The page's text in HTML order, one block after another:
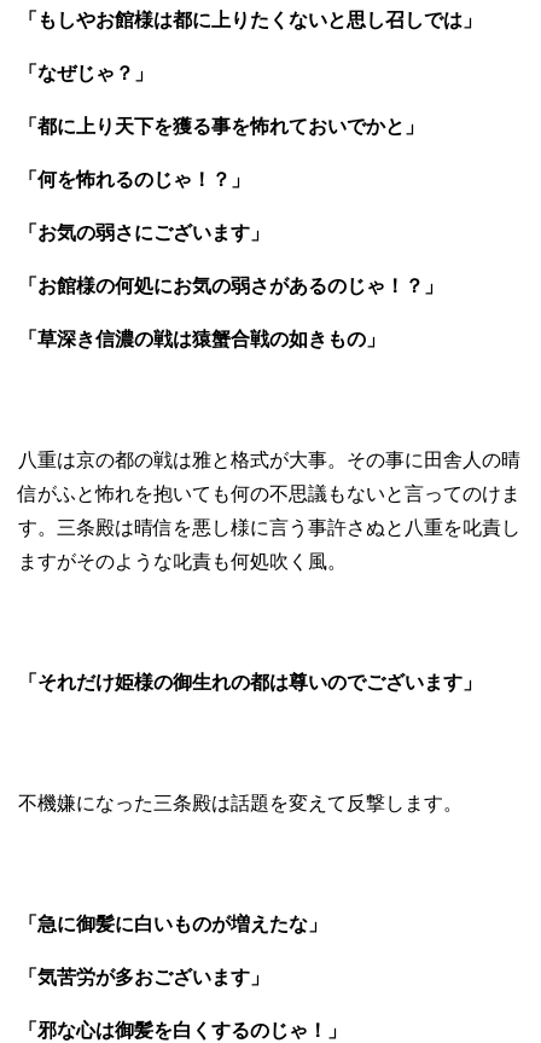
「もしやお館様は都に上りたくないと思し召しでは」
「なぜじゃ？」
「都に上り天下を獲る事を怖れておいでかと」
「何を怖れるのじゃ！？」
「お気の弱さにございます」
「お館様の何処にお気の弱さがあるのじゃ！？」
「草深き信濃の戦は猿蟹合戦の如きもの」
八重は京の都の戦は雅と格式が大事。その事に田舎人の晴
信がふと怖れを抱いても何の不思議もないと言ってのけま
す。三条殿は晴信を悪し様に言う事許さぬと八重を叱責し
ますがそのような叱責も何処吹く風。
「それだけ姫様の御生れの都は尊いのでございます」
不機嫌になった三条殿は話題を変えて反撃します。
「急に御髪に白いものが増えたな」
「気苦労が多おございます」
「邪な心は御髪を白くするのじゃ！」